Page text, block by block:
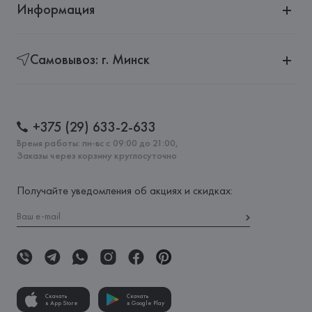
Информация
Самовывоз: г. Минск
+375 (29) 633-2-633
Время работы: пн-вс с 09:00 до 21:00,
Заказы через корзину круглосуточно
Получайте уведомления об акциях и скидках:
Скачать
в App Store
Скачать
в Google Play